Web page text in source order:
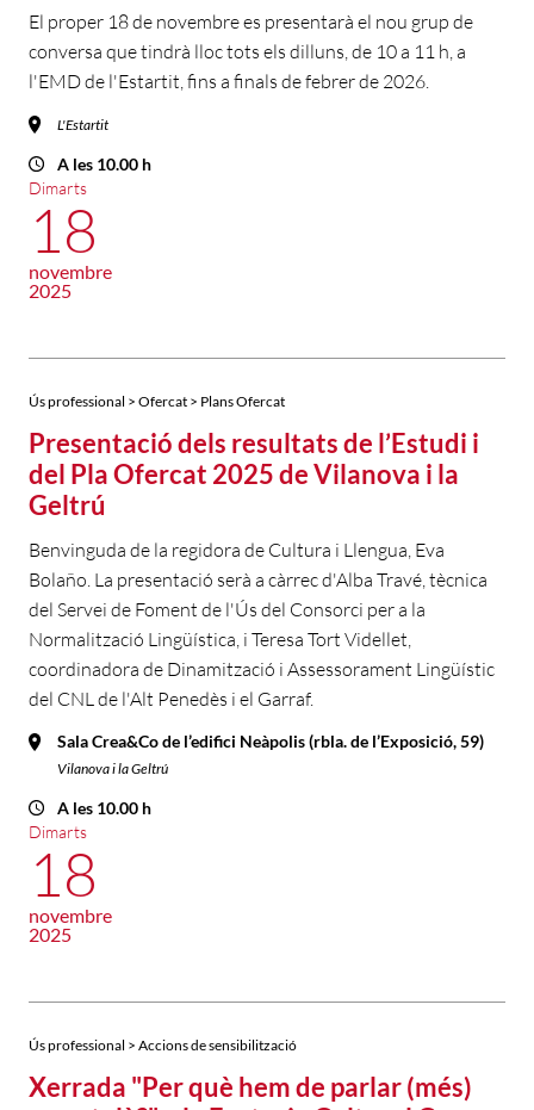
El proper 18 de novembre es presentarà el nou grup de
conversa que tindrà lloc tots els dilluns, de 10 a 11 h, a
l'EMD de l'Estartit, fins a finals de febrer de 2026.
L'Estartit
A les 10.00 h
Dimarts
18
novembre
2025
Ús professional > Ofercat > Plans Ofercat
Presentació dels resultats de l’Estudi i
del Pla Ofercat 2025 de Vilanova i la
Geltrú
Benvinguda de la regidora de Cultura i Llengua, Eva
Bolaño. La presentació serà a càrrec d'Alba Travé, tècnica
del Servei de Foment de l'Ús del Consorci per a la
Normalització Lingüística, i Teresa Tort Videllet,
coordinadora de Dinamització i Assessorament Lingüístic
del CNL de l'Alt Penedès i el Garraf.
Sala Crea&Co de l’edifici Neàpolis (rbla. de l’Exposició, 59)
Vilanova i la Geltrú
A les 10.00 h
Dimarts
18
novembre
2025
Ús professional > Accions de sensibilització
Xerrada "Per què hem de parlar (més)